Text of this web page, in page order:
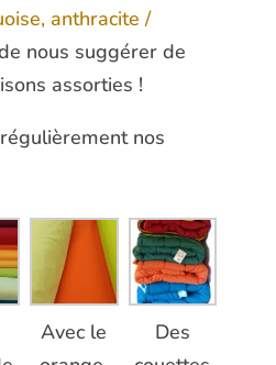
anthracite /
nous suggérer de
assorties !
nos
Avec le
Des